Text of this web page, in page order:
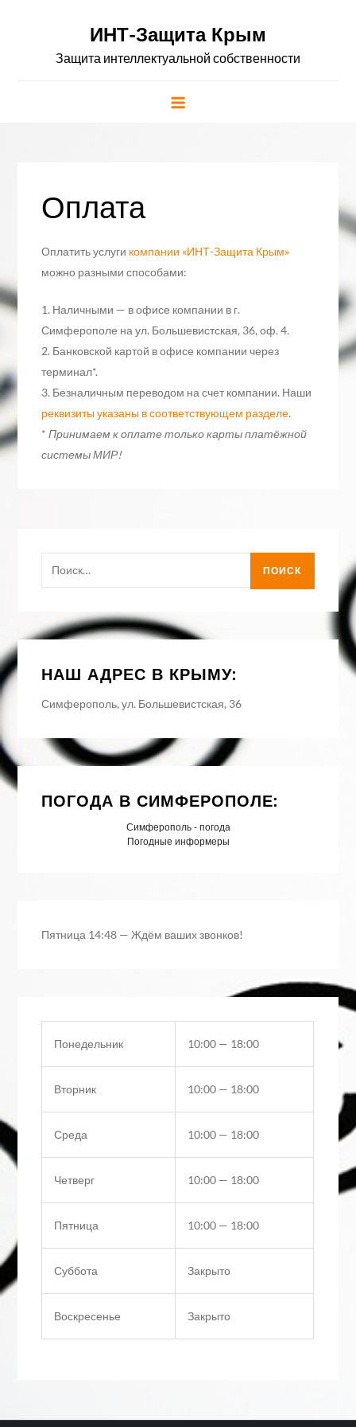
ИНТ-Защита Крым
Защита интеллектуальной собственности
Оплата
Оплатить услуги компании «ИНТ-Защита Крым»
можно разными способами:
1. Наличными — в офисе компании в г.
Симферополе на ул. Большевистская, 36, оф. 4.
2. Банковской картой в офисе компании через
терминал*.
3. Безналичным переводом на счет компании. Наши
реквизиты указаны в соответствующем разделе.
*Принимаем к оплате только карты платёжной
системы МИР!
НАШ АДРЕС В КРЫМУ:
Симферополь, ул. Большевистская, 36
ПОГОДА В СИМФЕРОПОЛЕ:
Симферополь - погода
Погодные информеры
Пятница 14:48 — Ждём ваших звонков!
Понедельник 10:00 — 18:00
Вторник 10:00 — 18:00
Среда 10:00 — 18:00
Четверг 10:00 — 18:00
Пятница 10:00 — 18:00
Суббота Закрыто
Воскресенье Закрыто